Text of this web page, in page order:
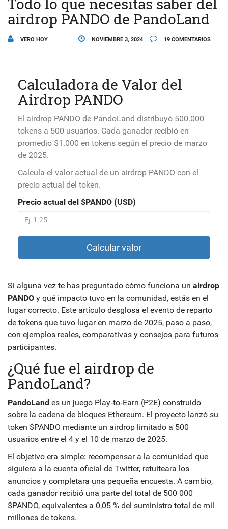
Todo lo que necesitas saber del
airdrop PANDO de PandoLand
VERO HOY NOVIEMBRE 3, 2024 19 COMENTARIOS
Calculadora de Valor del
Airdrop PANDO
El airdrop PANDO de PandoLand distribuyó 500.000
tokens a 500 usuarios. Cada ganador recibió en
promedio $1.000 en tokens según el precio de marzo
de 2025.
Calcula el valor actual de un airdrop PANDO con el
precio actual del token.
Precio actual del $PANDO (USD)
Calcular valor
Si alguna vez te has preguntado cómo funciona un airdrop
PANDO y qué impacto tuvo en la comunidad, estás en el
lugar correcto. Este artículo desglosa el evento de reparto
de tokens que tuvo lugar en marzo de 2025, paso a paso,
con ejemplos reales, comparativas y consejos para futuros
participantes.
¿Qué fue el airdrop de
PandoLand?
PandoLand es un juego Play‑to‑Earn (P2E) construido
sobre la cadena de bloques Ethereum. El proyecto lanzó su
token $PANDO mediante un airdrop limitado a 500
usuarios entre el 4 y el 10 de marzo de 2025.
El objetivo era simple: recompensar a la comunidad que
siguiera a la cuenta oficial de Twitter, retuiteara los
anuncios y completara una pequeña encuesta. A cambio,
cada ganador recibió una parte del total de 500 000
$PANDO, equivalentes a 0,05 % del suministro total de mil
millones de tokens.